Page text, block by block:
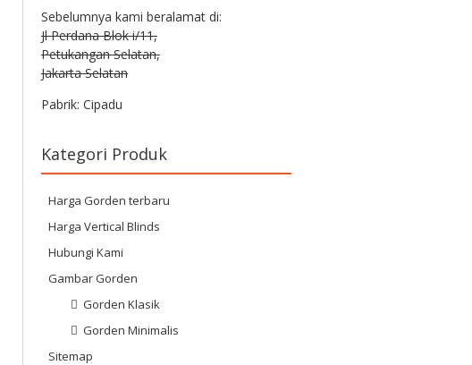
Sebelumnya kami beralamat di:
Jl Perdana Blok i/11,
Petukangan Selatan,
Jakarta Selatan
Pabrik: Cipadu
Kategori Produk
Harga Gorden terbaru
Harga Vertical Blinds
Hubungi Kami
Gambar Gorden
Gorden Klasik
Gorden Minimalis
Sitemap